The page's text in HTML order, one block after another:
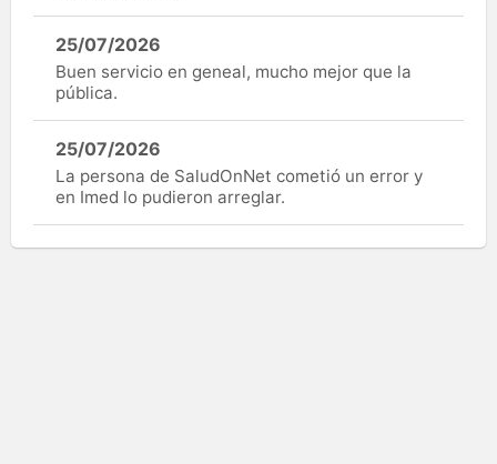
25/07/2026
Buen servicio en geneal, mucho mejor que la
pública.
25/07/2026
La persona de SaludOnNet cometió un error y
en Imed lo pudieron arreglar.